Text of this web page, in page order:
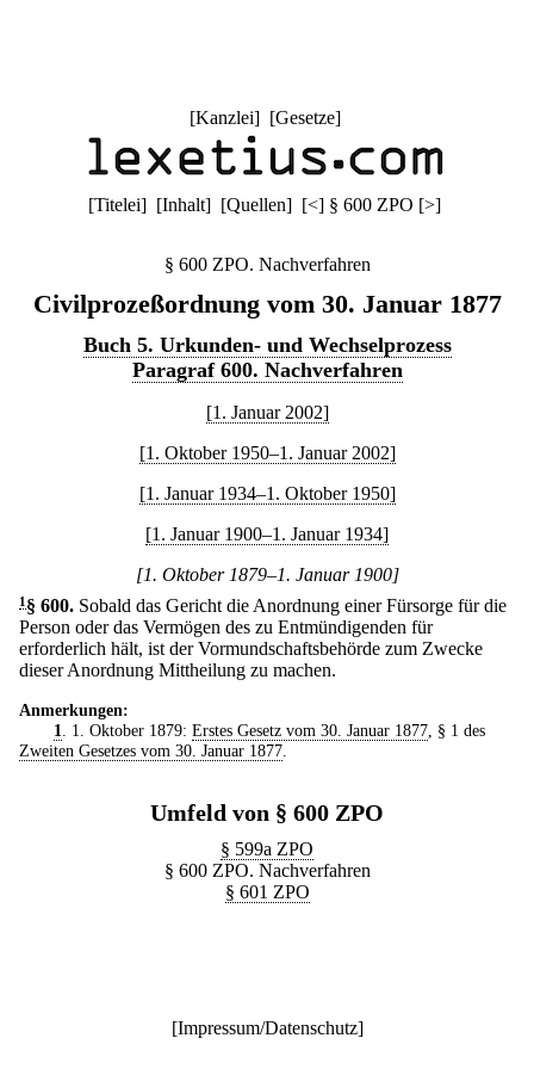
[Kanzlei] [Gesetze]
[Titelei] [Inhalt] [Quellen] [<] § 600 ZPO [>]
§ 600 ZPO. Nachverfahren
Civilprozeßordnung vom 30. Januar 1877
Buch 5. Urkunden- und Wechselprozess
Paragraf 600. Nachverfahren
[1. Januar 2002]
[1. Oktober 1950–1. Januar 2002]
[1. Januar 1934–1. Oktober 1950]
[1. Januar 1900–1. Januar 1934]
[1. Oktober 1879–1. Januar 1900]
1 § 600. Sobald das Gericht die Anordnung einer Fürsorge für die
Person oder das Vermögen des zu Entmündigenden für
erforderlich hält, ist der Vormundschaftsbehörde zum Zwecke
dieser Anordnung Mittheilung zu machen.
Anmerkungen:
1
. 1. Oktober 1879: Erstes Gesetz vom 30. Januar 1877, § 1 des
Zweiten Gesetzes vom 30. Januar 1877
Umfeld von § 600 ZPO
§ 599a ZPO
§ 600 ZPO. Nachverfahren
§ 601 ZPO
[Impressum/Datenschutz]